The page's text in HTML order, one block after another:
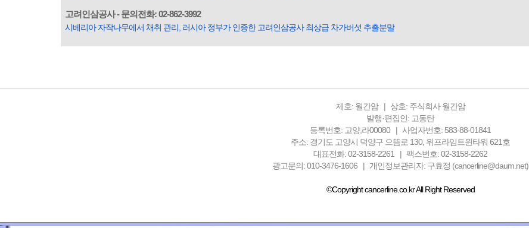
고려인삼공사 - 문의전화: 02-862-3992
시베리아 자작나무에서 채취 관리, 러시아 정부가 인증한 고려인삼공사 최상급 차가버섯 추출분말
제호: 월간암
상호: 주식회사 월간암
발행·편집인: 고동탄
등록번호: 고양,라00080
사업자번호: 583-88-01841
주소: 경기도 고양시 덕양구 으뜸로 130, 위프라임트윈타워 621호
대표전화: 02-3158-2261
팩스번호: 02-3158-2262
광고문의: 010-3476-1606
개인정보관리자: 구효정 (cancerline@daum.net)
©Copyright cancerline.co.kr All Right Reserved